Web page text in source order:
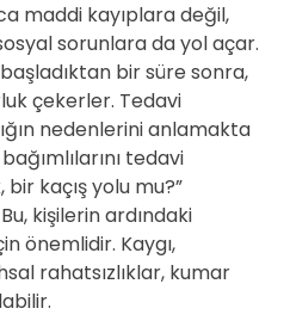
maddi kayıplara değil,
sorunlara da yol açar.
bir süre sonra,
çekerler. Tedavi
nedenlerini anlamakta
tedavi
bir kaçış yolu mu?”
kişilerin ardındaki
önemlidir. Kaygı,
rahatsızlıklar, kumar